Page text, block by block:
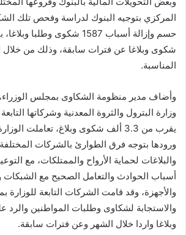
المركزي بتوجيه البنوك لدراسة وفحص تلك
شكوى وبلاغا عن فترات سابقة، وذلك من خلال
المناسبة.
وأضاف مدير منظومة الشكاوى بمجلس الوزراء،
وزارة البترول والثروة المعدنية وشركاتها
يقرب من 3.3 ألف شكوى وبلاغ، تعاملت
ورودها بتوجه فرق الطوارئ بالشركات
والبلاغات لحماية الأرواح والممتلكات، مع
أسباب الحوادث والتعامل الصحيح مع الشبكات
والأجهزة، وقد قامت الشركات التابعة للوزارة
وبلاغا واردا خلال الشهر وعن فترات سابقة.